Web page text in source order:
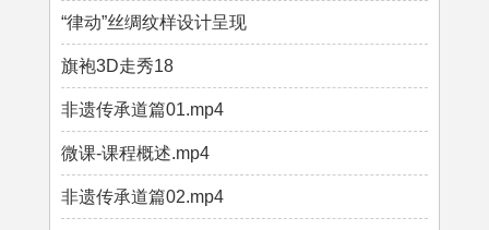
“律动”丝绸纹样设计呈现
旗袍3D走秀18
非遗传承道篇01.mp4
微课-课程概述.mp4
非遗传承道篇02.mp4